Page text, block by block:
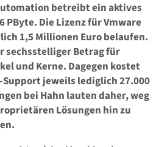
betreibt ein aktives
PByte. Die Lizenz für Vmware
1,5 Millionen Euro belaufen.
sechsstelliger Betrag für
und Kerne. Dagegen kostet
jeweils lediglich 27.000
bei Hahn lauten daher, weg
Lösungen hin zu